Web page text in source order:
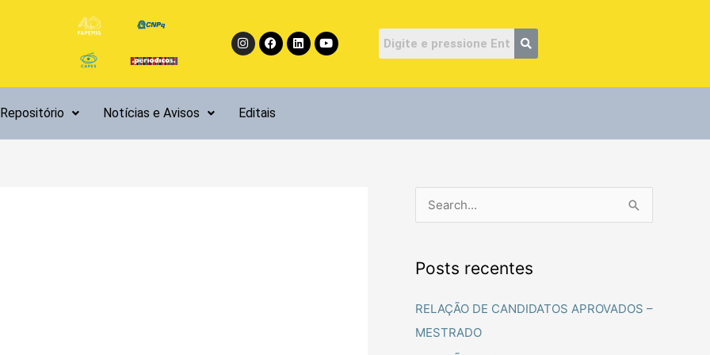
InstagramFacebook
LinkedinYoutube
Repositório Notícias e Avisos Editais
q
u
i
Posts recentes
RELAÇÃO DE CANDIDATOS APROVADOS –
MESTRADO